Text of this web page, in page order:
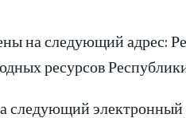
на следующий адрес:
ресурсов
следующий